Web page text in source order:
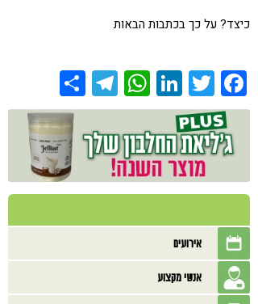
כיצד? על כך בכתבות הבאות
Facebook
Twitter
LinkedIn
WhatsApp
Telegram
אירועים
אנשי מקצוע